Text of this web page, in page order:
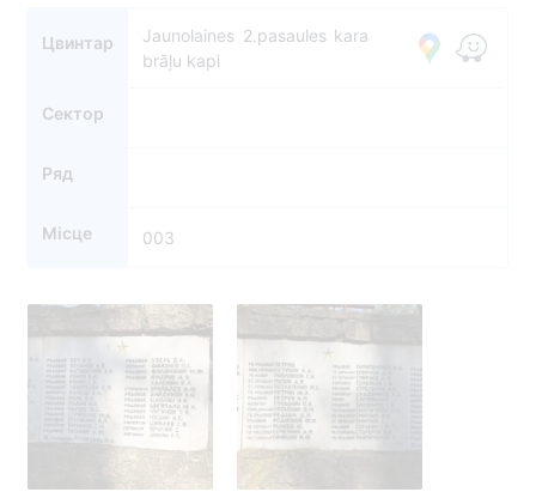
Цвинтар
Jaunolaines 2.pasaules kara
brāļu kapi
Сектор
Ряд
Місце 003